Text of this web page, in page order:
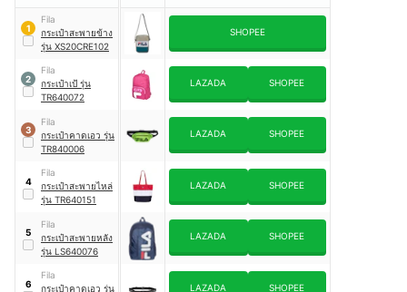
1
Fila
กระเป๋าสะพายข้าง
รุ่น XS20CRE102
SHOPEE
2
Fila
กระเป๋าเป้ รุ่น
TR640072
LAZADA SHOPEE
3
Fila
กระเป๋าคาดเอว รุ่น
TR840006
LAZADA SHOPEE
4
Fila
กระเป๋าสะพายไหล่
รุ่น TR640151
LAZADA SHOPEE
5
Fila
กระเป๋าสะพายหลัง
รุ่น LS640076
LAZADA SHOPEE
6
Fila
กระเป๋าคาดเอว รุ่น
LAZADA SHOPEE